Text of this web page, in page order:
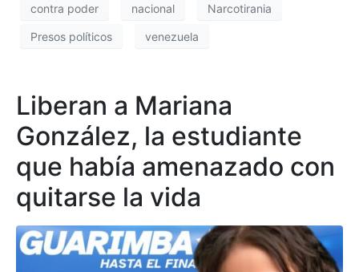
contra poder nacional Narcotirania
Presos políticos venezuela
Liberan a Mariana
González, la estudiante
que había amenazado con
quitarse la vida